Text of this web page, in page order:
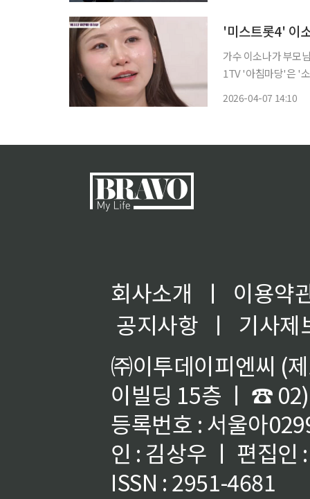
'미스트롯4' 이
가수 이소나가 부모님을
1TV '아침마당'은 '
2026-04-07 14:10
회사소개 ㅣ
이용약
공지사항
ㅣ
기사제
㈜이투데이피엔씨 (
이빌딩 15층 ㅣ ☎
등록번호 : 서울아
인 : 김상우 ㅣ 편집인
ISSN : 2951-4681